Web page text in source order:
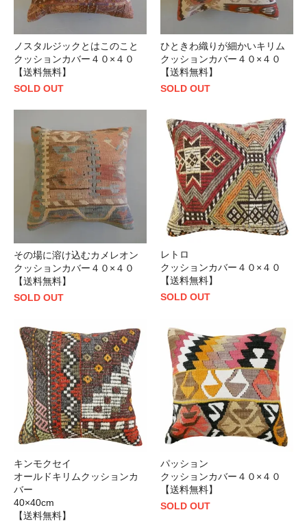
ノスタルジックとはこのこと
クッションカバー４０×４０
【送料無料】
SOLD OUT
ひときわ織りが細かいキリム
クッションカバー４０×４０
【送料無料】
SOLD OUT
その場に溶け込むカメレオン
クッションカバー４０×４０
【送料無料】
SOLD OUT
レトロ
クッションカバー４０×４０
【送料無料】
SOLD OUT
キンモクセイ
オールドキリムクッションカ
バー
40×40cm
【送料無料】
パッション
クッションカバー４０×４０
【送料無料】
SOLD OUT